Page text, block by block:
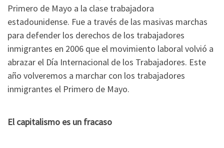
Primero de Mayo a la clase trabajadora
estadounidense. Fue a través de las masivas marchas
para defender los derechos de los trabajadores
inmigrantes en 2006 que el movimiento laboral volvió a
abrazar el Día Internacional de los Trabajadores. Este
año volveremos a marchar con los trabajadores
inmigrantes el Primero de Mayo.
El capitalismo es un fracaso